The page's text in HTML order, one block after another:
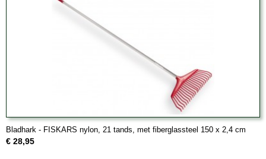
Bladhark - FISKARS nylon, 21 tands, met fiberglassteel 150 x 2,4 cm
€ 28,95